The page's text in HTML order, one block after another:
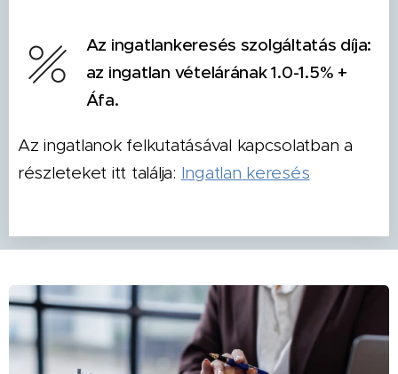
Az ingatlankeresés szolgáltatás díja:
az ingatlan vételárának 1.0-1.5% +
Áfa.
Az ingatlanok felkutatásával kapcsolatban a
részleteket itt találja: Ingatlan keresés